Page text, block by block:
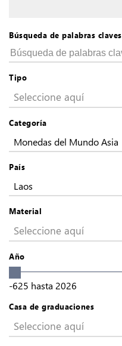
Búsqueda de palabras claves
Tipo
Seleccione aquí
Categoría
Monedas del Mundo Asia
País
Laos
Material
Seleccione aquí
Año
-625 hasta 2026
Casa de graduaciones
Seleccione aquí